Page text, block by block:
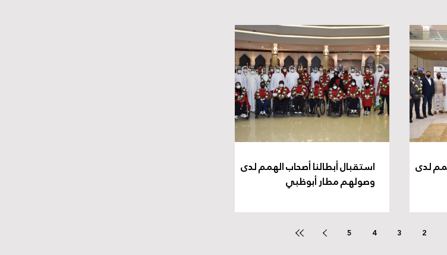
لدى
استقبال أبطالنا أصحاب الهمم لدى
وصولهم مطار أبوظبي
2
3
4
5